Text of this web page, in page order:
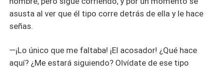
asusta al ver que él tipo corre detrás de ella y le hace
señas.
—¡Lo único que me faltaba! ¡El acosador! ¿Qué hace
aquí? ¿Me estará siguiendo? Olvídate de ese tipo